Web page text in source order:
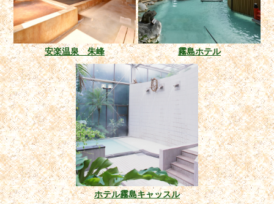
安楽温泉 朱峰 霧島ホテル
ホテル霧島キャッスル